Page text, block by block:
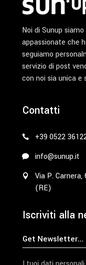
Noi di Sunup
appassionate che
seguiamo
servizio di post
con noi sia unica e
Contatti
+39 0522
info@sunup.it
Via P.
(RE)
Iscriviti alla